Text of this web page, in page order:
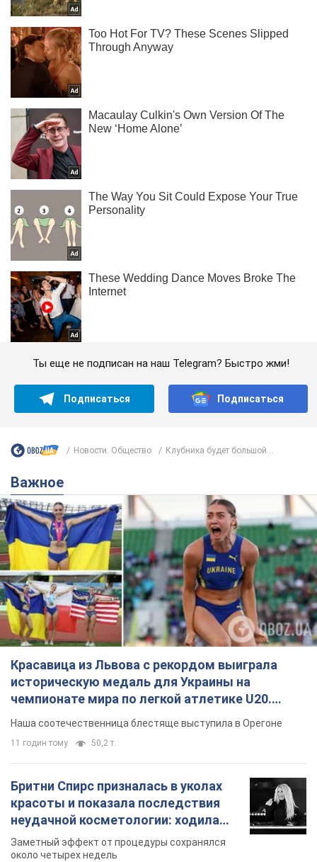
Ты еще не подписан на наш Telegram? Быстро жми!
Подписаться Подписаться
Новости. Общество Клубника будет большой...
Важное
Красавица из Львова с рекордом выиграла
историческую медаль для Украины на
чемпионате мира по легкой атлетике U20.
Видео
Наша соотечественница блестяще выступила в Орегоне
11 годин тому 50,2 т.
Бритни Спирс призналась в уколах
красоты и показала последствия
неудачной косметологии: ходила
так почти месяц
Заметный эффект от процедуры сохранялся
около четырех недель